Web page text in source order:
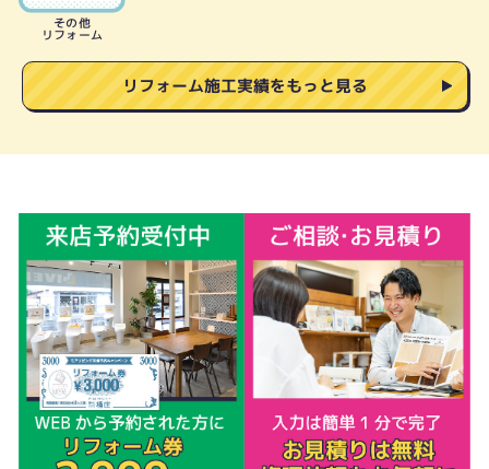
その他
リフォーム
リフォーム施工実績をもっと見る